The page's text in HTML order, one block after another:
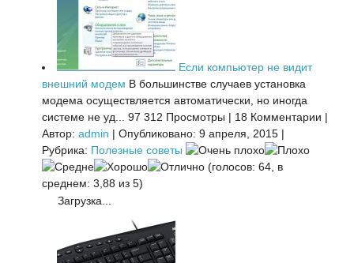
Если компьютер не видит
внешний модем В большинстве случаев установка
модема осуществляется автоматически, но иногда
системе не уд...
97 312 Просмотры | 18 Комментарии |
Автор: admin | Опубликовано: 9 апреля, 2015 |
Рубрика: Полезные советы
(голосов: 64, в
среднем: 3,88 из 5)
Загрузка...